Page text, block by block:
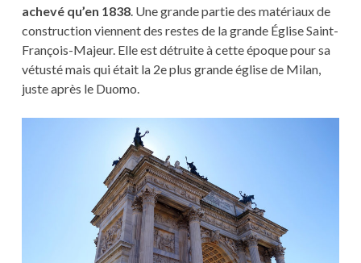
achevé qu’en 1838. Une grande partie des matériaux de
construction viennent des restes de la grande Église Saint-
François-Majeur. Elle est détruite à cette époque pour sa
vétusté mais qui était la 2e plus grande église de Milan,
juste après le Duomo.